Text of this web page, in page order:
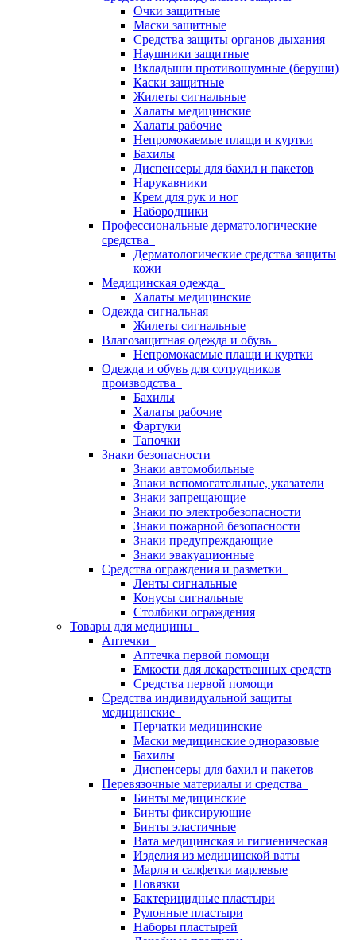
Очки защитные
Маски защитные
Средства защиты органов дыхания
Наушники защитные
Вкладыши противошумные (беруши)
Каски защитные
Жилеты сигнальные
Халаты медицинские
Халаты рабочие
Непромокаемые плащи и куртки
Бахилы
Диспенсеры для бахил и пакетов
Нарукавники
Крем для рук и ног
Набородники
Профессиональные дерматологические
средства
Дерматологические средства защиты
кожи
Медицинская одежда
Халаты медицинские
Одежда сигнальная
Жилеты сигнальные
Влагозащитная одежда и обувь
Непромокаемые плащи и куртки
Одежда и обувь для сотрудников
производства
Бахилы
Халаты рабочие
Фартуки
Тапочки
Знаки безопасности
Знаки автомобильные
Знаки вспомогательные, указатели
Знаки запрещающие
Знаки по электробезопасности
Знаки пожарной безопасности
Знаки предупреждающие
Знаки эвакуационные
Средства ограждения и разметки
Ленты сигнальные
Конусы сигнальные
Столбики ограждения
Товары для медицины
Аптечки
Аптечка первой помощи
Емкости для лекарственных средств
Средства первой помощи
Средства индивидуальной защиты
медицинские
Перчатки медицинские
Маски медицинские одноразовые
Бахилы
Диспенсеры для бахил и пакетов
Перевязочные материалы и средства
Бинты медицинские
Бинты фиксирующие
Бинты эластичные
Вата медицинская и гигиеническая
Изделия из медицинской ваты
Марля и салфетки марлевые
Повязки
Бактерицидные пластыри
Рулонные пластыри
Наборы пластырей